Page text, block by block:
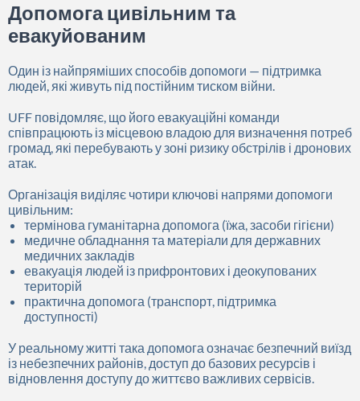
Допомога цивільним та
евакуйованим
Один із найпряміших способів допомоги — підтримка
людей, які живуть під постійним тиском війни.
UFF повідомляє, що його евакуаційні команди
співпрацюють із місцевою владою для визначення потреб
громад, які перебувають у зоні ризику обстрілів і дронових
атак.
Організація виділяє чотири ключові напрями допомоги
цивільним:
термінова гуманітарна допомога (їжа, засоби гігієни)
медичне обладнання та матеріали для державних
медичних закладів
евакуація людей із прифронтових і деокупованих
територій
практична допомога (транспорт, підтримка
доступності)
У реальному житті така допомога означає безпечний виїзд
із небезпечних районів, доступ до базових ресурсів і
відновлення доступу до життєво важливих сервісів.